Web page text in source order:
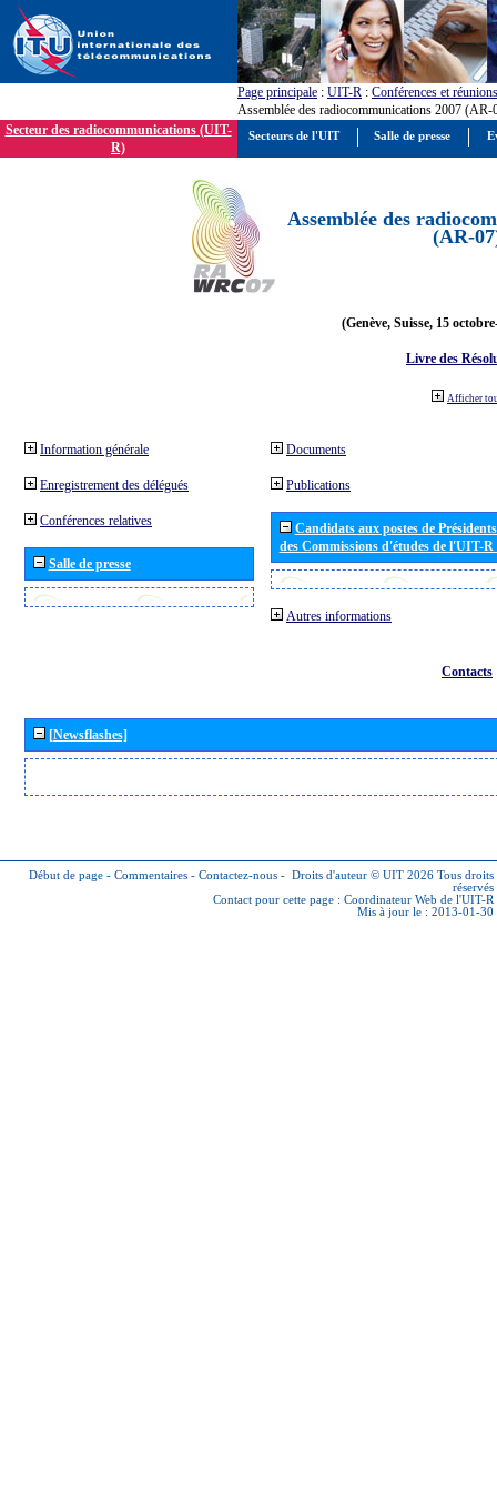
Page principale : UIT-R : Conférences et réunions
Assemblée des radiocommunications 2007 (AR-
Secteur des radiocommunications (UIT-
R)
Assemblée des
(AR-
(Genève, Suisse, 15
Livre des
Afficher
Information générale
Enregistrement des délégués
Conférences relatives
Salle de presse
Documents
Publications
Candidats aux postes de
des Commissions d'études de l'UIT-
Autres informations
Contacts
[Newsflashes]
Début de page - Commentaires - Contactez-nous - Droits d'auteur © UIT 2026 Tous droits
réservés
Contact pour cette page : Coordinateur Web de l'UIT-R
Mis à jour le : 2013-01-30
Secteurs de l'UIT Salle de presse